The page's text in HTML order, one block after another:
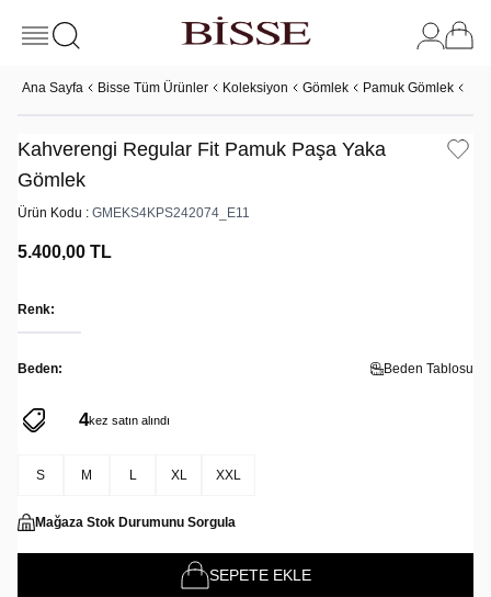
Ana Sayfa Bisse Tüm Ürünler Koleksiyon Gömlek Pamuk Gömlek
Kahverengi Regular Fit Pamuk Paşa Yaka
Gömlek
Ürün Kodu : GMEKS4KPS242074_E11
5.400,00 TL
Renk:
Beden: Beden Tablosu
4kez satın alındı
7kez sepete eklendi
S M L XL XXL
Mağaza Stok Durumunu Sorgula
SEPETE EKLE